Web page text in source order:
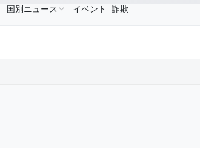
↑0.00% XRP XRP$1.09↑2.30% Solana
国別ニュース イベント 詐欺